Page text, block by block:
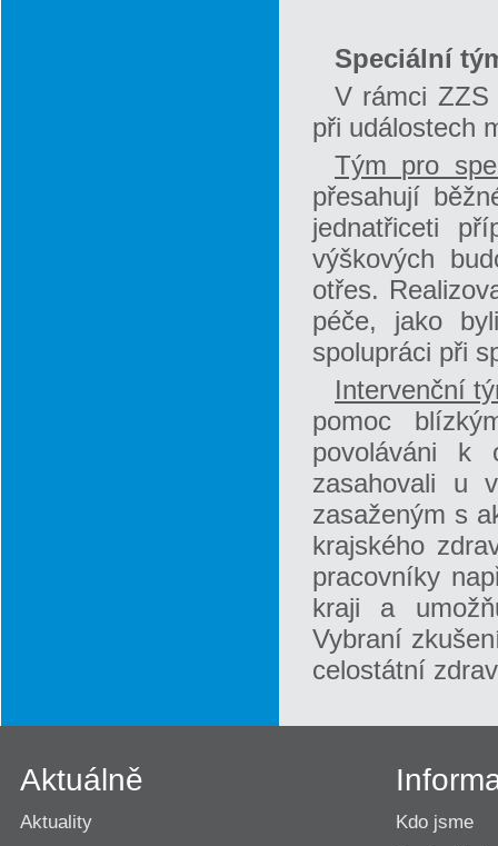
Speciální
V rámci ZZS
při událostech
Tým pro
přesahují
jednatřiceti
výškových
otřes.
péče, jako
spolupráci při
Intervenční
pomoc
povoláváni k
zasahovali u
zasaženým s
krajského
pracovníky
kraji a
Vybraní
celostátní
Aktuálně
Aktuality
Kdo jsme